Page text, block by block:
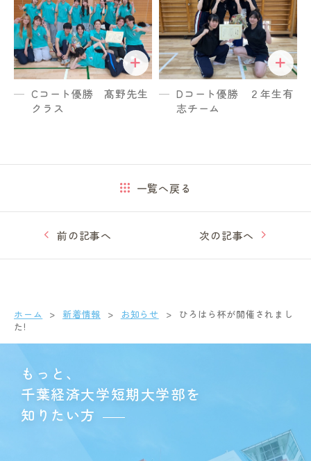
Cコート優勝 髙野先生
クラス
Dコート優勝 ２年生有
志チーム
前の記事へ
一覧へ戻る
次の記事へ
ホーム 新着情報 お知らせ
ひろはら杯が開催されまし
た!
もっと、
千葉経済大学短期大学部を
知りたい方